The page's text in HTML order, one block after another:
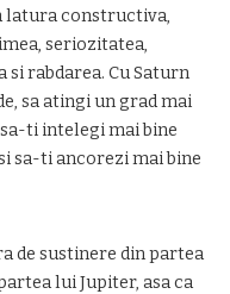
latura constructiva,
seriozitatea,
rabdarea. Cu Saturn
sa atingi un grad mai
ti intelegi mai bine
sa-ti ancorezi mai bine
de sustinere din partea
lui Jupiter, asa ca